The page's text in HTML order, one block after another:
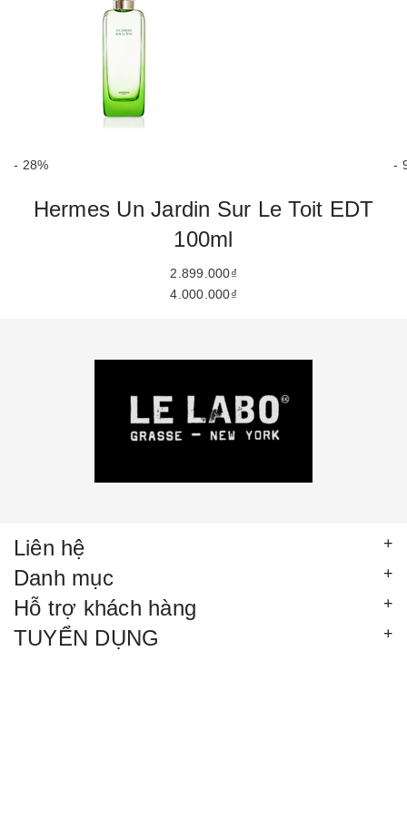
- 28%
Hermes Un Jardin Sur Le Toit EDT
100ml
2.899.000₫
4.000.000₫
-
Liên hệ
Danh mục
Hỗ trợ khách hàng
TUYỂN DỤNG